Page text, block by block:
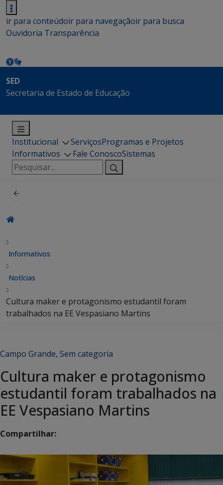
ir para conteúdoir para navegaçãoir para busca
Ouvidoria Transparência
SED
Secretaria de Estado de Educação
Institucional ServiçosProgramas e Projetos
Informativos
Fale ConoscoSistemas
Pesquisar
por:
Informativos
Notícias
Cultura maker e protagonismo estudantil foram
trabalhados na EE Vespasiano Martins
Campo Grande, Sem categoria
Cultura maker e protagonismo
estudantil foram trabalhados na
EE Vespasiano Martins
Compartilhar: